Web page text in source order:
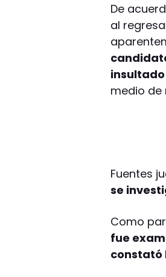
De
al
medio de
Fuentes
se
Como
fue
constató